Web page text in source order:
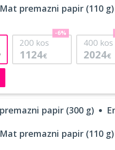
Mat premazni papir (110 g)
200 kos
1124€
-6%
400 kos
2024€
papir (300 g)
Mat premazni papir (110 g)